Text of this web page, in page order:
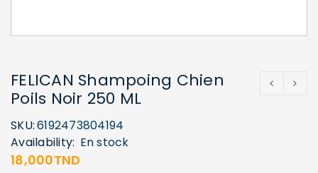
FELICAN Shampoing Chien
Poils Noir 250 ML
SKU:6192473804194
Availability: En stock
18,000TND